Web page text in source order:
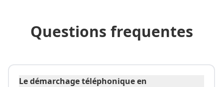
Questions frequentes
Le démarchage téléphonique en